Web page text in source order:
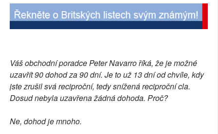
Váš obchodní poradce Peter Navarro říká, že je možné
uzavřít 90 dohod za 90 dní. Je to už 13 dní od chvíle, kdy
jste zrušil svá reciproční, tedy snížená reciproční cla.
Dosud nebyla uzavřena žádná dohoda. Proč?
Ne, dohod je mnoho.